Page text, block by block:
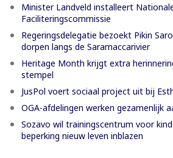
Minister Landveld installeert
Faciliteringscommissie
Regeringsdelegatie bezoekt Pikin
dorpen langs de Saramaccarivier
Heritage Month krijgt extra
stempel
JusPol voert sociaal project uit bij
OGA-afdelingen werken gezamenlijk
Sozavo wil trainingscentrum voor
beperking nieuw leven inblazen